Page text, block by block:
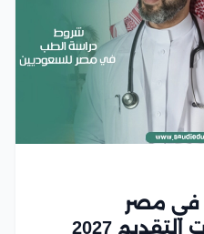
في مصر
2027